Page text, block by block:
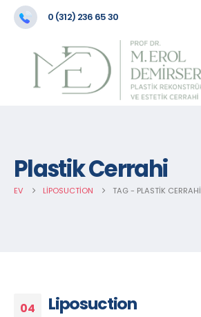
0 (312) 236 65 30
Plastik Cerrahi
EV LIPOSUCTION TAG - PLASTIK CERRAHI
04 Liposuction